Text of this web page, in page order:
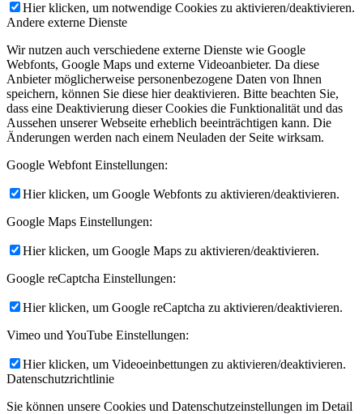
Hier klicken, um notwendige Cookies zu aktivieren/deaktivieren.
Andere externe Dienste
Wir nutzen auch verschiedene externe Dienste wie Google
Webfonts, Google Maps und externe Videoanbieter. Da diese
Anbieter möglicherweise personenbezogene Daten von Ihnen
speichern, können Sie diese hier deaktivieren. Bitte beachten Sie,
dass eine Deaktivierung dieser Cookies die Funktionalität und das
Aussehen unserer Webseite erheblich beeinträchtigen kann. Die
Änderungen werden nach einem Neuladen der Seite wirksam.
Google Webfont Einstellungen:
Hier klicken, um Google Webfonts zu aktivieren/deaktivieren.
Google Maps Einstellungen:
Hier klicken, um Google Maps zu aktivieren/deaktivieren.
Google reCaptcha Einstellungen:
Hier klicken, um Google reCaptcha zu aktivieren/deaktivieren.
Vimeo und YouTube Einstellungen:
Hier klicken, um Videoeinbettungen zu aktivieren/deaktivieren.
Datenschutzrichtlinie
Sie können unsere Cookies und Datenschutzeinstellungen im Detail